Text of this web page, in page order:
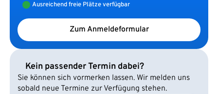
Ausreichend freie Plätze verfügbar
Zum Anmeldeformular
Kein passender Termin dabei?
Sie können sich vormerken lassen. Wir melden uns
sobald neue Termine zur Verfügung stehen.